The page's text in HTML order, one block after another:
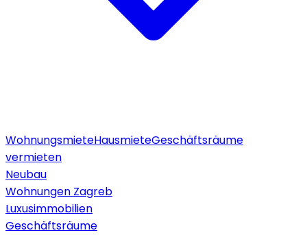
WohnungsmieteHausmieteGeschäftsräume
vermieten
Neubau
Wohnungen Zagreb
Luxusimmobilien
Geschäftsräume